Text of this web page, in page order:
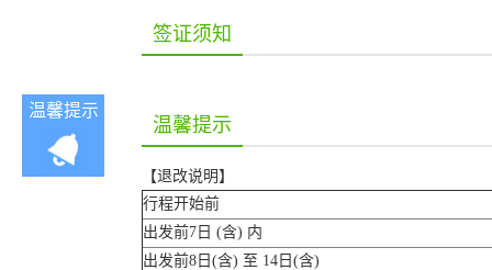
签证须知
温馨提示
温馨提示
【退改说明】
行程开始前
出发前7日 (含) 内
出发前8日(含) 至 14日(含)